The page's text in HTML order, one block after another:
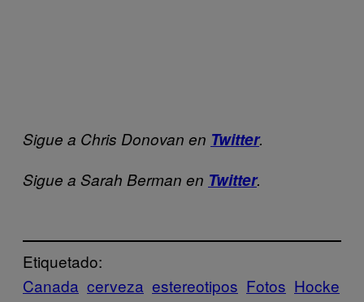
Sigue a Chris Donovan en Twitter.
Sigue a Sarah Berman en Twitter.
Etiquetado:
Canada cerveza estereotipos Fotos Hocke